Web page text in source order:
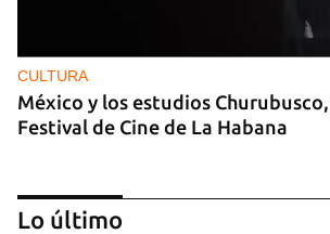
CULTURA
México y los estudios
Festival de Cine de La Habana
Lo último